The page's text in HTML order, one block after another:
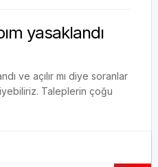
yasaklandı
ve açılır mı diye soranlar
Taleplerin çoğu